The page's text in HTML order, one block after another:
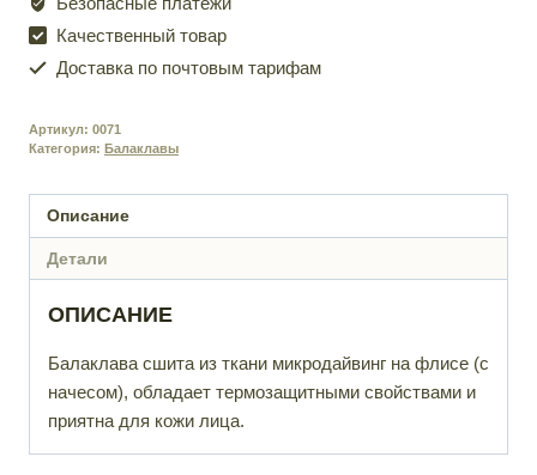
Качественный товар
Доставка по почтовым тарифам
Артикул: 0071
Категория: Балаклавы
Описание
Детали
ОПИСАНИЕ
Балаклава сшита из ткани микродайвинг на флисе (с
начесом), обладает термозащитными свойствами и
приятна для кожи лица.